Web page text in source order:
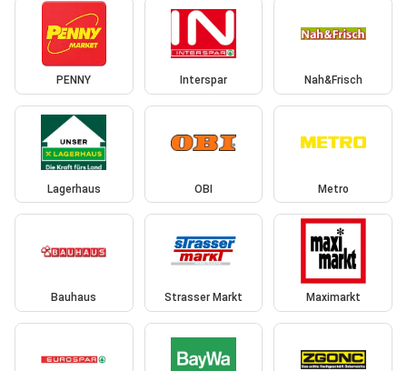
PENNY Interspar Nah&Frisch
Lagerhaus OBI Metro
Bauhaus Strasser Markt Maximarkt